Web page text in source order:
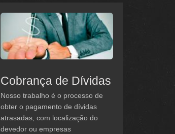
Cobrança de Dívidas
Nosso trabalho é o processo de
obter o pagamento de dívidas
atrasadas, com localização do
devedor ou empresas